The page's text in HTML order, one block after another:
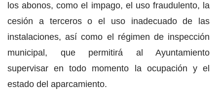
los abonos, como el impago, el uso fraudulento, la
cesión a terceros o el uso inadecuado de las
instalaciones, así como el régimen de inspección
municipal, que permitirá al Ayuntamiento
supervisar en todo momento la ocupación y el
estado del aparcamiento.